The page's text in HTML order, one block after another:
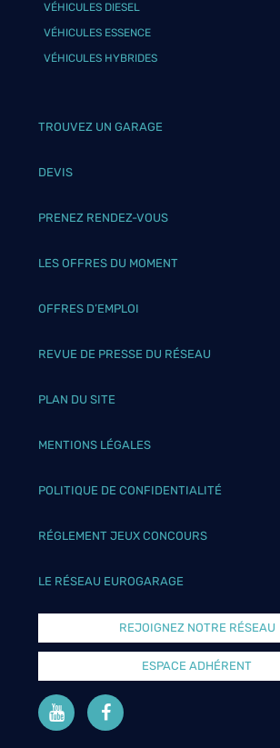
VÉHICULES DIESEL
VÉHICULES ESSENCE
VÉHICULES HYBRIDES
TROUVEZ UN GARAGE
DEVIS
PRENEZ RENDEZ-VOUS
LES OFFRES DU MOMENT
OFFRES D’EMPLOI
REVUE DE PRESSE DU RÉSEAU
PLAN DU SITE
MENTIONS LÉGALES
POLITIQUE DE CONFIDENTIALITÉ
RÉGLEMENT JEUX CONCOURS
LE RÉSEAU EUROGARAGE
REJOIGNEZ NOTRE RÉSEAU
ESPACE ADHÉRENT